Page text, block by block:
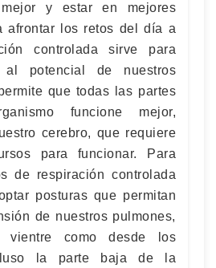
y estar en mejores
afrontar los retos del día a
controlada sirve para
al potencial de nuestros
que todas las partes
funcione mejor,
cerebro, que requiere
para funcionar. Para
de respiración controlada
posturas que permitan
de nuestros pulmones,
vientre como desde los
la parte baja de la